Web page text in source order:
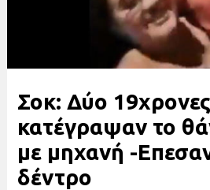
Σοκ: Δύο 19χρονες
κατέγραψαν το
με μηχανή -
δέντρο